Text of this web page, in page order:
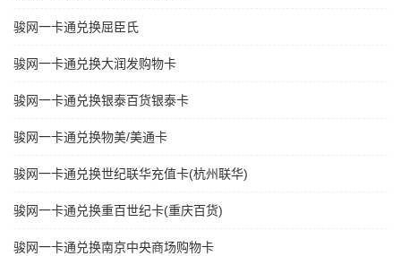
骏网一卡通兑换屈臣氏
骏网一卡通兑换大润发购物卡
骏网一卡通兑换银泰百货银泰卡
骏网一卡通兑换物美/美通卡
骏网一卡通兑换世纪联华充值卡(杭州联华)
骏网一卡通兑换重百世纪卡(重庆百货)
骏网一卡通兑换南京中央商场购物卡